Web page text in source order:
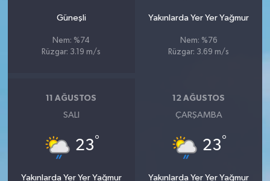
Güneşli
Nem: %74
Rüzgar: 3.19 m/s
Yakınlarda Yer Yer Yağmur
Nem: %76
Rüzgar: 3.69 m/s
11 AĞUSTOS
SALI
23°
Yakınlarda Yer Yer Yağmur
12 AĞUSTOS
ÇARŞAMBA
23°
Yakınlarda Yer Yer Yağmur